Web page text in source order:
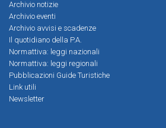
Archivio notizie
Archivio eventi
Archivio avvisi e scadenze
Il quotidiano della P.A.
Normattiva: leggi nazionali
Normattiva: leggi regionali
Pubblicazioni Guide Turistiche
Link utili
Newsletter